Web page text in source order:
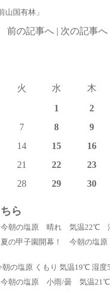
山国有林」
前の記事へ | 次の記事へ
火 水 木
1
2
7 8 9
14 15 16
21 22 23
28 29 30
ら
今朝の塩原 晴れ 気温22℃
夏の甲子園開幕！ 今朝の
朝の塩原 くもり 気温19℃ 湿度
今朝の塩原 小雨/曇 気温